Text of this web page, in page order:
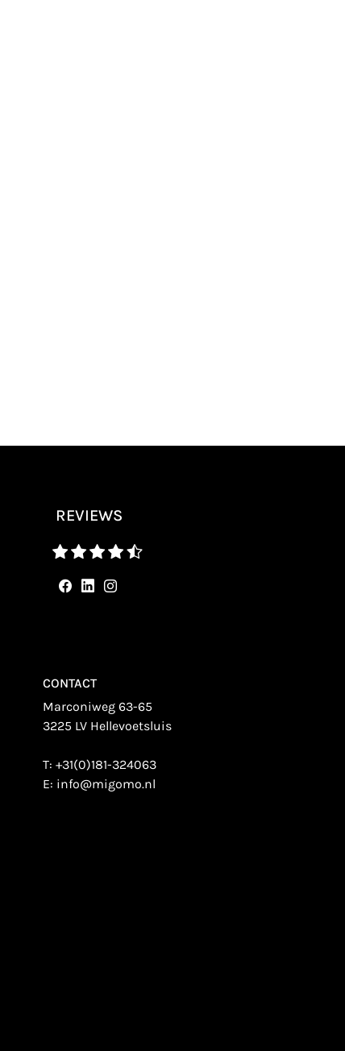
REVIEWS
CONTACT
Marconiweg 63-65
3225 LV Hellevoetsluis
T:+31(0)181-324063
E: info@migomo.nl